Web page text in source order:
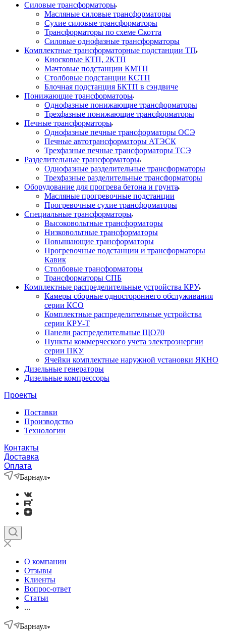
Силовые трансформаторы
Масляные силовые трансформаторы
Сухие силовые трансформаторы
Трансформаторы по схеме Скотта
Силовые однофазные трансформаторы
Комплектные трансформаторные подстанции ТП
Киосковые КТП, 2КТП
Мачтовые подстанции КМТП
Столбовые подстанции КСТП
Блочная подстанция БКТП в сэндвиче
Понижающие трансформаторы
Однофазные понижающие трансформаторы
Трехфазные понижающие трансформаторы
Печные трансформаторы
Однофазные печные трансформаторы ОСЭ
Печные автотрансформаторы АТЭСК
Трехфазные печные трансформаторы ТСЭ
Разделительные трансформаторы
Однофазные разделительные трансформаторы
Трехфазные разделительные трансформаторы
Оборудование для прогрева бетона и грунта
Масляные прогревочные подстанции
Прогревочные сухие трансформаторы
Специальные трансформаторы
Высоковольтные трансформаторы
Низковольтные трансформаторы
Повышающие трансформаторы
Прогревочные подстанции и трансформаторы
Кавик
Столбовые трансформаторы
Трансформаторы СПБ
Комплектные распределительные устройства КРУ
Камеры сборные одностороннего обслуживания
серии КСО
Комплектные распределительные устройства
серии КРУ-Т
Панели распределительные ЩО70
Пункты коммерческого учета электроэнергии
серии ПКУ
Ячейки комплектные наружной установки ЯКНО
Дизельные генераторы
Дизельные компрессоры
Проекты
Поставки
Производство
Технологии
Контакты
Доставка
Оплата
Барнаул
О компании
Отзывы
Клиенты
Вопрос-ответ
Статьи
...
Барнаул